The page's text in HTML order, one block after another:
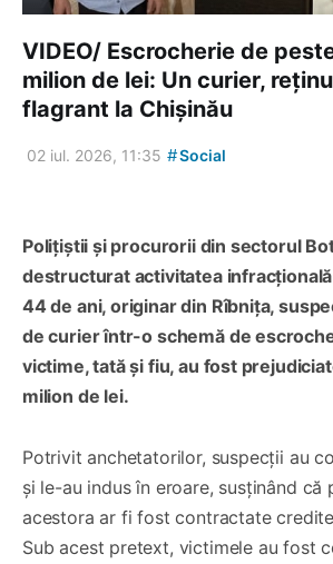
VIDEO/ Escrocherie de
milion de lei: Un curier,
flagrant la Chișinău
02 iul. 2026, 11:35 #Social
Polițiștii și procurorii din sectorul
destructurat activitatea
44 de ani, originar din Rîbnița,
de curier într-o schemă de
victime, tată și fiu, au fost
milion de lei.
Potrivit anchetatorilor, suspecții au
și le-au indus în eroare, susținând că
acestora ar fi fost contractate
Sub acest pretext, victimele au fost